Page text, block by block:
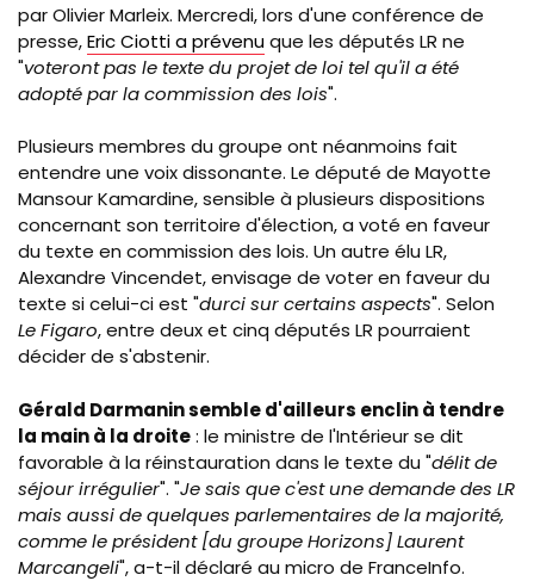
par Olivier Marleix. Mercredi, lors d'une conférence de
presse,Eric Ciotti a prévenuque les députés LR ne
"voteront pas le texte du projet de loi tel qu'il a été
adopté par la commission des lois".
Plusieurs membres du groupe ont néanmoins fait
entendre une voix dissonante. Le député de Mayotte
Mansour Kamardine, sensible à plusieurs dispositions
concernant son territoire d'élection, a voté en faveur
du texte en commission des lois. Un autre élu LR,
Alexandre Vincendet, envisage de voter en faveur du
texte si celui-ci est "durci sur certains aspects". Selon
Le Figaro, entre deux et cinq députés LR pourraient
décider de s'abstenir.
Gérald Darmanin semble d'ailleurs enclin à tendre
la main à la droite: le ministre de l'Intérieur se dit
favorable à la réinstauration dans le texte du "délit de
séjour irrégulier". "Je sais que c'est une demande des LR
mais aussi de quelques parlementaires de la majorité,
comme le président [du groupe Horizons] Laurent
Marcangeli", a-t-il déclaré au micro de FranceInfo.